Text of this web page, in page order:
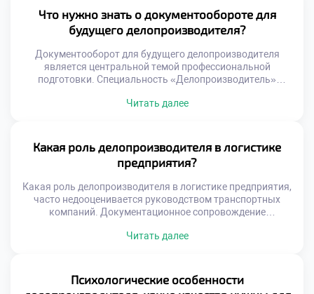
позволяет сохранять высокую продуктивность без
эмоционального выгорания и стресса. Грамотная
организация личного времени напрямую влияет на
качество документов и скорость реакций. Хаотичная
спешка неизбежно […]
Что нужно знать о документообороте для
будущего делопроизводителя?
Документооборот для будущего делопроизводителя
является центральной темой профессиональной
подготовки. Специальность «Делопроизводитель»
внутри организации. Без этих знаний невозможно
в техникум именно ради освоения данной дисциплины.
Учебный курс раскрывает все тонкости регистрации и
контроля документов. Студенты учатся управлять
Читать далее
Какая роль делопроизводителя в логистике
предприятия?
Какая роль делопроизводителя в логистике предприятия,
часто недооценивается руководством транспортных
компаний. Документационное сопровождение
снабжения. Без грамотного оформления бумаг движение
логистической операции. Его работа напрямую влияет на
скорость доставки и финансовые результаты. Ошибки в
Читать далее
Психологические особенности